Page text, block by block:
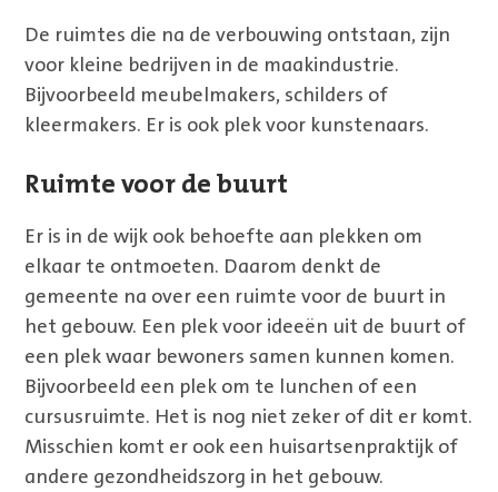
De ruimtes die na de verbouwing ontstaan, zijn
voor kleine bedrijven in de maakindustrie.
Bijvoorbeeld meubelmakers, schilders of
kleermakers. Er is ook plek voor kunstenaars.
Ruimte voor de buurt
Er is in de wijk ook behoefte aan plekken om
elkaar te ontmoeten. Daarom denkt de
gemeente na over een ruimte voor de buurt in
het gebouw. Een plek voor ideeën uit de buurt of
een plek waar bewoners samen kunnen komen.
Bijvoorbeeld een plek om te lunchen of een
cursusruimte. Het is nog niet zeker of dit er komt.
Misschien komt er ook een huisartsenpraktijk of
andere gezondheidszorg in het gebouw.